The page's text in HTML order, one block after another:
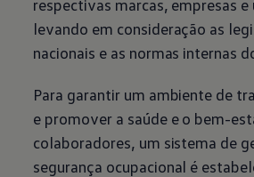
respectivas marcas, empresas e
levando em consideração as
nacionais e as normas internas
Para garantir um ambiente de
e promover a saúde e o bem-
colaboradores, um sistema de
segurança ocupacional é